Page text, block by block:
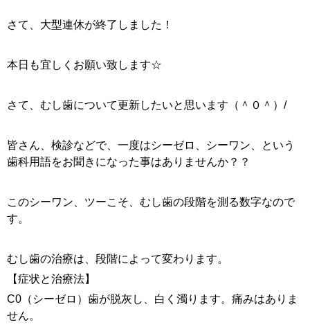
さて、大型連休が終了しました！
本日も宜しくお願い致します☆
さて、むし歯について更新したいと思います（＾０＾）/
皆さん、検診などで、一度はシーゼロ、シーワン、という
歯科用語をお聞きになった事はありませんか？？
このシーワン、ツーこそ、むし歯の段階を測る数字なので
す。
むし歯の治療は、段階によって変わります。
【症状と治療法】
C0（シーゼロ）歯が脱灰し、白く濁ります。痛みはありま
せん。